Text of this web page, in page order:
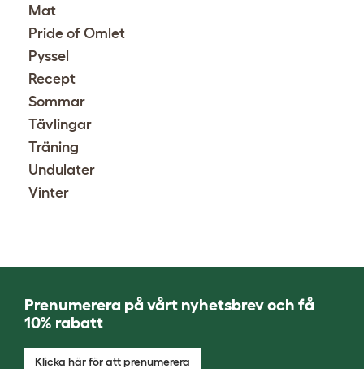
Mat
Pride of Omlet
Pyssel
Recept
Sommar
Tävlingar
Träning
Undulater
Vinter
Prenumerera på vårt nyhetsbrev och få
10% rabatt
Klicka här för att prenumerera